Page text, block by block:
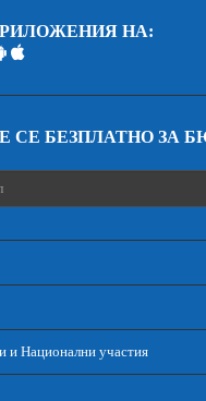
НА:
СЕ БЕЗПЛАТНО ЗА
Национални участия